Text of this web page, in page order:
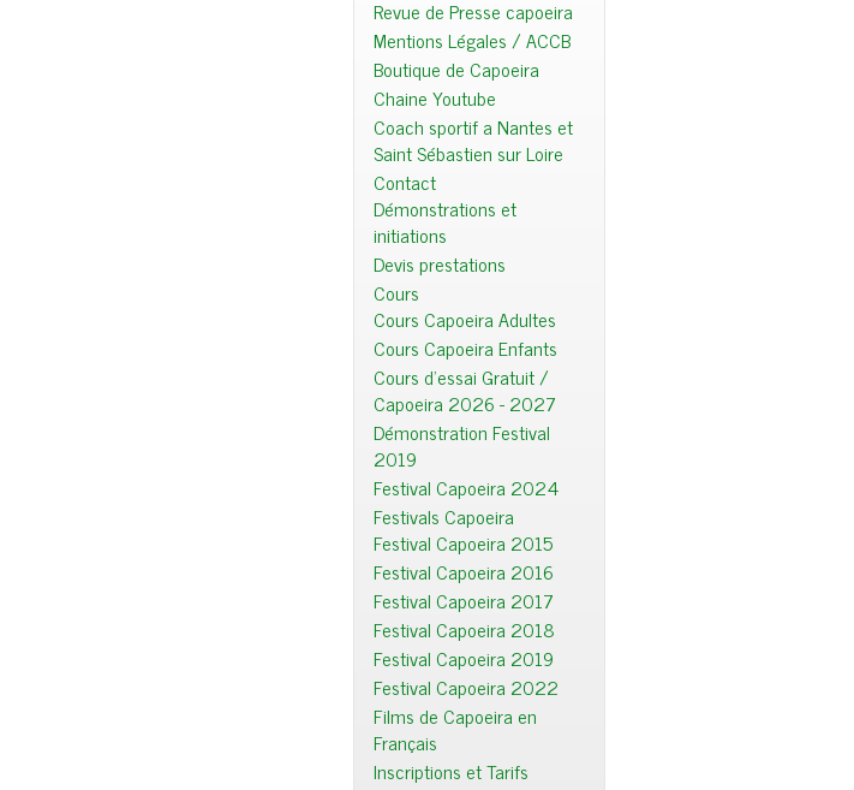
Revue de Presse capoeira
Mentions Légales / ACCB
Boutique de Capoeira
Chaine Youtube
Coach sportif a Nantes et
Saint Sébastien sur Loire
Contact
Démonstrations et
initiations
Devis prestations
Cours
Cours Capoeira Adultes
Cours Capoeira Enfants
Cours d'essai Gratuit /
Capoeira 2026 - 2027
Démonstration Festival
2019
Festival Capoeira 2024
Festivals Capoeira
Festival Capoeira 2015
Festival Capoeira 2016
Festival Capoeira 2017
Festival Capoeira 2018
Festival Capoeira 2019
Festival Capoeira 2022
Films de Capoeira en
Français
Inscriptions et Tarifs